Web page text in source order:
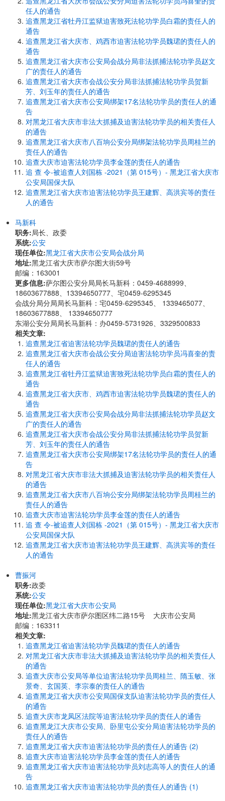
任人的通告
追查黑龙江省牡丹江监狱迫害致死法轮功学员白霜的责任人的
通告
追查黑龙江省大庆市、鸡西市迫害法轮功学员魏珺的责任人的
通告
追查黑龙江省大庆市公安局会战分局非法抓捕法轮功学员赵文
广的责任人的通告
追查黑龙江省大庆市会战公安分局非法抓捕法轮功学员贺新
芳、刘玉年的责任人的通告
追查黑龙江省大庆市公安局绑架17名法轮功学员的责任人的通
告
对黑龙江省大庆市非法大抓捕及迫害法轮功学员的相关责任人
的通告
追查黑龙江省大庆市八百垧公安分局绑架法轮功学员周桂兰的
责任人的通告
追查大庆市迫害法轮功学员李金莲的责任人的通告
追 查 令-被追查人刘国栋 -2021（第 015号）- 黑龙江省大庆市
公安局国保大队
追查黑龙江省大庆市迫害法轮功学员王建辉、高洪宾等的责任
人的通告
马新科
职务:局长、政委
系统:公安
现任单位:黑龙江省大庆市公安局会战分局
地址:黑龙江省大庆市萨尔图大街59号
邮编：163001
更多信息:萨尔图公安分局局长马新科：0459-4688999、
18603677888、13394650777、宅0459-6295345
会战分局分局局长马新科：宅0459-6295345、 1339465077、
18603677888、 13394650777
东湖公安分局局长马新科：办0459-5731926、3329500833
相关文章:
追查黑龙江省迫害法轮功学员魏珺的责任人的通告
追查黑龙江省大庆市会战公安分局迫害法轮功学员冯喜奎的责
任人的通告
追查黑龙江省牡丹江监狱迫害致死法轮功学员白霜的责任人的
通告
追查黑龙江省大庆市、鸡西市迫害法轮功学员魏珺的责任人的
通告
追查黑龙江省大庆市公安局会战分局非法抓捕法轮功学员赵文
广的责任人的通告
追查黑龙江省大庆市会战公安分局非法抓捕法轮功学员贺新
芳、刘玉年的责任人的通告
追查黑龙江省大庆市公安局绑架17名法轮功学员的责任人的通
告
对黑龙江省大庆市非法大抓捕及迫害法轮功学员的相关责任人
的通告
追查黑龙江省大庆市八百垧公安分局绑架法轮功学员周桂兰的
责任人的通告
追查大庆市迫害法轮功学员李金莲的责任人的通告
追 查 令-被追查人刘国栋 -2021（第 015号）- 黑龙江省大庆市
公安局国保大队
追查黑龙江省大庆市迫害法轮功学员王建辉、高洪宾等的责任
人的通告
曹振河
职务:政委
系统:公安
现任单位:黑龙江省大庆市公安局
地址:黑龙江省大庆市萨尔图区纬二路15号 大庆市公安局
邮编：163311
相关文章:
追查黑龙江省迫害法轮功学员魏珺的责任人的通告
对黑龙江省大庆市非法大抓捕及迫害法轮功学员的相关责任人
的通告
追查大庆市公安局等单位迫害法轮功学员周桂兰、隋玉敏、张
景奇、玄国英、李宗泰的责任人的通告
追查黑龙江省大庆市公安局国保支队迫害法轮功学员的责任人
的通告
追查大庆市龙凤区法院等迫害法轮功学员的责任人的通告
追查黑龙江大庆市公安局、卧里屯公安分局迫害法轮功学员的
责任人的通告
追查黑龙江省大庆市迫害法轮功学员的责任人的通告 (2)
追查大庆市迫害法轮功学员李金莲的责任人的通告
追查黑龙江省大庆市迫害法轮功学员刘志高等人的责任人的通
告
追查黑龙江省大庆市迫害法轮功学员的责任人的通告 (1)